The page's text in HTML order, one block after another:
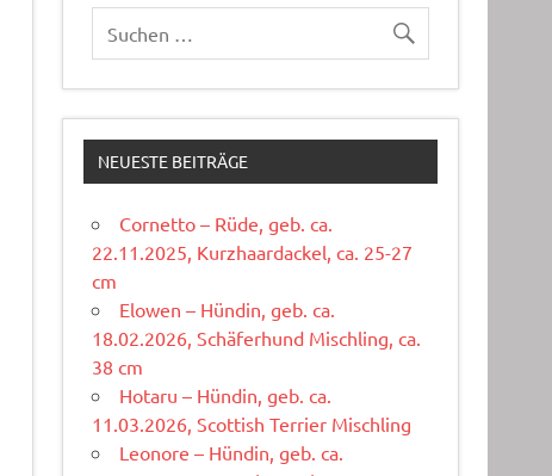
NEUESTE BEITRÄGE
Cornetto – Rüde, geb. ca.
22.11.2025, Kurzhaardackel, ca. 25-27
cm
Elowen – Hündin, geb. ca.
18.02.2026, Schäferhund Mischling, ca.
38 cm
Hotaru – Hündin, geb. ca.
11.03.2026, Scottish Terrier Mischling
Leonore – Hündin, geb. ca.